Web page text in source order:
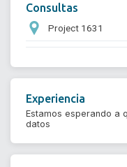
Consultas
Project 1631
Experiencia
Estamos esperando a
datos